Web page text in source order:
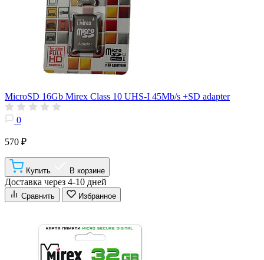
MicroSD 16Gb Mirex Class 10 UHS-I 45Mb/s +SD adapter
0
570 ₽
Купить В корзине
Доставка через 4-10 дней
Сравнить Избранное